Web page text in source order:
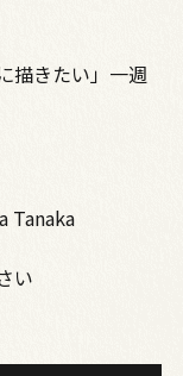
描きたい」一週
い